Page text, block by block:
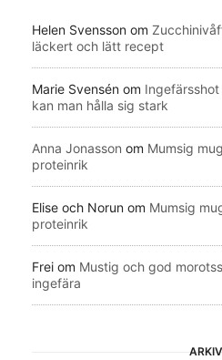
Helen Svensson om
läckert och lätt recept
Marie Svensén om
kan man hålla sig stark
Anna Jonasson om Mumsig
proteinrik
Elise och Norun om Mumsig
proteinrik
Frei om Mustig och god
ingefära
ARKIV